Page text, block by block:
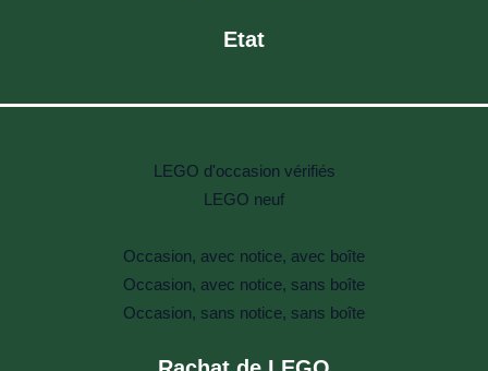
Etat
LEGO d'occasion vérifiés
LEGO neuf
Occasion, avec notice, avec boîte
Occasion, avec notice, sans boîte
Occasion, sans notice, sans boîte